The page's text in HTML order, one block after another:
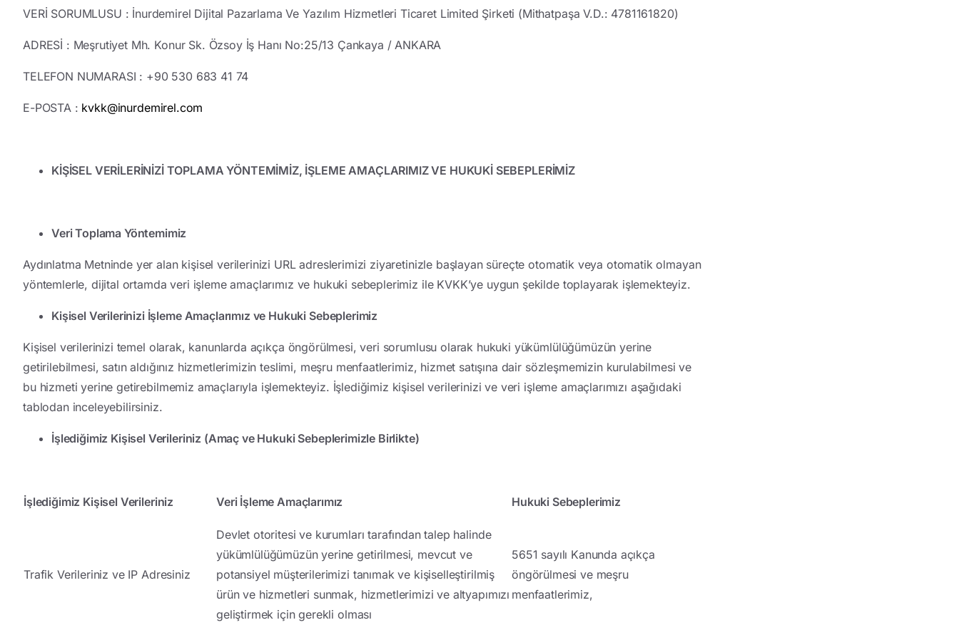
VERİ SORUMLUSU : İnurdemirel Dijital Pazarlama Ve Yazılım Hizmetleri Ticaret Limited Şirketi (Mithatpaşa V.D.: 4781161820)
ADRESİ : Meşrutiyet Mh. Konur Sk. Özsoy İş Hanı No:25/13 Çankaya / ANKARA
TELEFON NUMARASI : +90 530 683 41 74‬‬
E-POSTA : kvkk@inurdemirel.com
KİŞİSEL VERİLERİNİZİ TOPLAMA YÖNTEMİMİZ, İŞLEME AMAÇLARIMIZ VE HUKUKİ SEBEPLERİMİZ
Veri Toplama Yöntemimiz
Aydınlatma Metninde yer alan kişisel verilerinizi URL adreslerimizi ziyaretinizle başlayan süreçte otomatik veya otomatik olmayan
yöntemlerle, dijital ortamda veri işleme amaçlarımız ve hukuki sebeplerimiz ile KVKK’ye uygun şekilde toplayarak işlemekteyiz.
Kişisel Verilerinizi İşleme Amaçlarımız ve Hukuki Sebeplerimiz
Kişisel verilerinizi temel olarak, kanunlarda açıkça öngörülmesi, veri sorumlusu olarak hukuki yükümlülüğümüzün yerine
getirilebilmesi, satın aldığınız hizmetlerimizin teslimi, meşru menfaatlerimiz, hizmet satışına dair sözleşmemizin kurulabilmesi ve
bu hizmeti yerine getirebilmemiz amaçlarıyla işlemekteyiz. İşlediğimiz kişisel verilerinizi ve veri işleme amaçlarımızı aşağıdaki
tablodan inceleyebilirsiniz.
İşlediğimiz Kişisel Verileriniz (Amaç ve Hukuki Sebeplerimizle Birlikte)
İşlediğimiz Kişisel Verileriniz Veri İşleme Amaçlarımız Hukuki Sebeplerimiz
Trafik Verileriniz ve IP Adresiniz
Devlet otoritesi ve kurumları tarafından talep halinde
yükümlülüğümüzün yerine getirilmesi, mevcut ve
potansiyel müşterilerimizi tanımak ve kişiselleştirilmiş
ürün ve hizmetleri sunmak, hizmetlerimizi ve altyapımızı
geliştirmek için gerekli olması
5651 sayılı Kanunda açıkça
öngörülmesi ve meşru
menfaatlerimiz,